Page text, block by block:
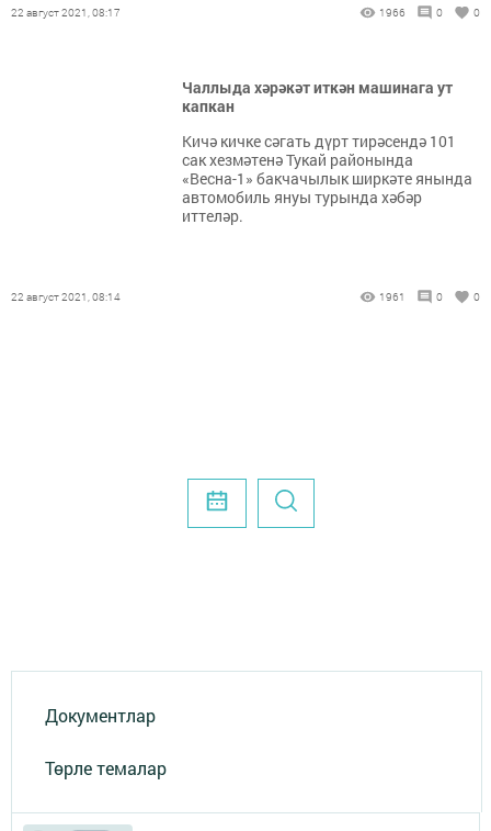
22 август 2021, 08:17 1966 0 0
Чаллыда хәрәкәт иткән машинага ут
капкан
Кичә кичке сәгать дүрт тирәсендә 101
сак хезмәтенә Тукай районында
«Весна-1» бакчачылык ширкәте янында
автомобиль януы турында хәбәр
иттеләр.
22 август 2021, 08:14 1961 0 0
Документлар
Төрле темалар